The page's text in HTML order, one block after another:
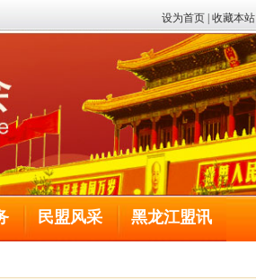
设为首页 收藏本站
民盟风采 黑龙江盟讯